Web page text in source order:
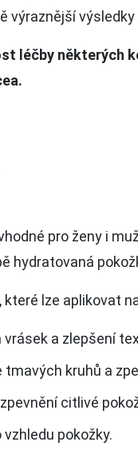
výraznější
léčby některých
pro ženy i
hydratovaná
lze aplikovat
a zlepšení
tmavých kruhů a
citlivé
pokožky.